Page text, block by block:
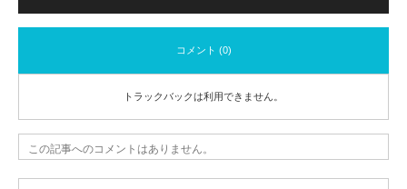
コメント (0)
トラックバックは利用できません。
この記事へのコメントはありません。